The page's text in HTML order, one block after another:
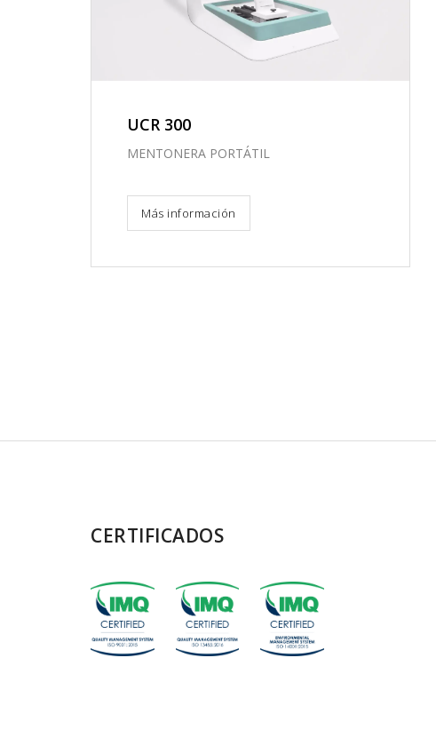
UCR 300
MENTONERA PORTÁTIL
Más información
CERTIFICADOS